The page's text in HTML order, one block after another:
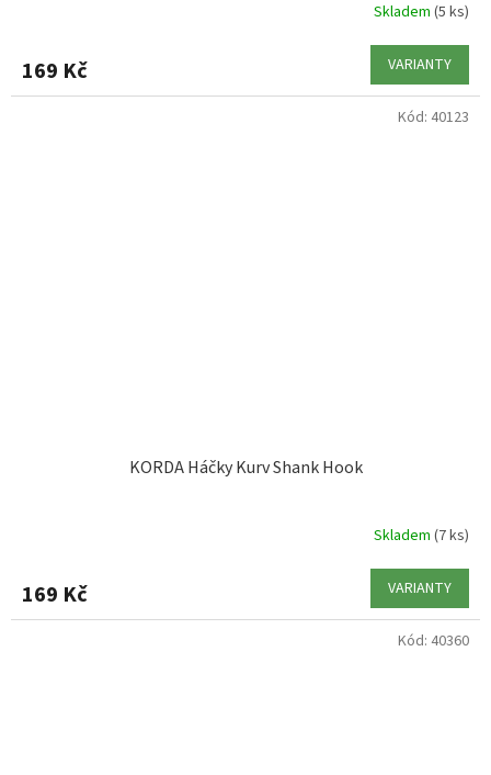
Skladem (5 ks)
169 Kč VARIANTY
KORDA Háčky Kurv Shank Hook
Skladem (7 ks)
169 Kč VARIANTY
Kód: 40123
Kód: 40360